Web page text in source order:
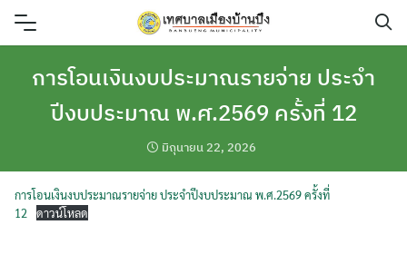
Skip
การโอนเงินงบประมาณรายจ่าย ประจำ
ปีงบประมาณ พ.ศ.2569 ครั้งที่ 12
มิถุนายน 22, 2026
การโอนเงินงบประมาณรายจ่าย ประจำปีงบประมาณ พ.ศ.2569 ครั้งที่
12
ดาวน์โหลด